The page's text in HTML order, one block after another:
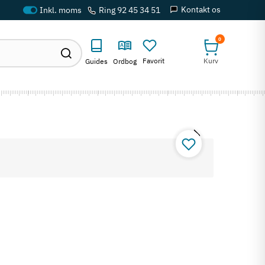
Ring 92 45 34 51 Kontakt os
Guides Ordbog Favorit
0
Kurv